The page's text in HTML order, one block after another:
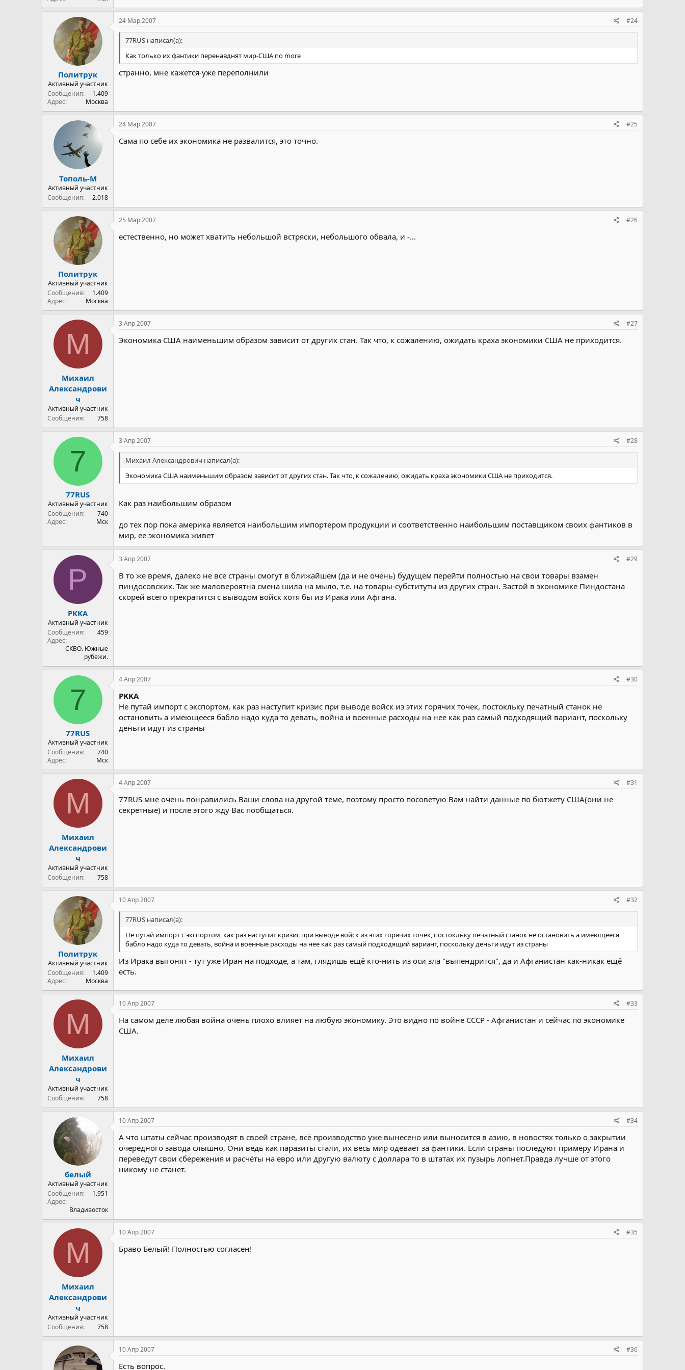
Политрук
Активный участник
Сообщения
1.409
Адрес
Москва
24 Мар 2007 #24
77RUS написал(а):
Как только их фантики перенавднят мир-США no more
странно, мне кажется-уже переполнили
Тополь-М
Активный участник
Сообщения
2.018
24 Мар 2007 #25
Сама по себе их экономика не развалится, это точно.
Политрук
Активный участник
Сообщения
1.409
Адрес
Москва
25 Мар 2007 #26
естественно, но может хватить небольшой встряски, небольшого обвала, и -...
М
Михаил
Александрови
ч
Активный участник
Сообщения
758
3 Апр 2007 #27
Экономика США наименьшим образом зависит от других стан. Так что, к сожалению, ожидать краха экономики США не приходится.
7
77RUS
Активный участник
Сообщения
740
Адрес
Мск
3 Апр 2007 #28
Михаил Александрович написал(а):
Экономика США наименьшим образом зависит от других стан. Так что, к сожалению, ожидать краха экономики США не приходится.
Как раз наибольшим образом
до тех пор пока америка является наибольшим импортером продукции и соответственно наибольшим поставщиком своих фантиков в
мир, ее экономика живет
P
PKKA
Активный участник
Сообщения
459
Адрес
СКВО. Южные
рубежи.
3 Апр 2007 #29
В то же время, далеко не все страны смогут в ближайшем (да и не очень) будущем перейти полностью на свои товары взамен
пиндосовских. Так же маловероятна смена шила на мыло, т.е. на товары-субституты из других стран. Застой в экономике Пиндостана
скорей всего прекратится с выводом войск хотя бы из Ирака или Афгана.
7
77RUS
Активный участник
Сообщения
740
Адрес
Мск
4 Апр 2007 #30
PKKA
Не путай импорт с экспортом, как раз наступит кризис при выводе войск из этих горячих точек, постокльку печатный станок не
остановить а имеющееся бабло надо куда то девать, война и военные расходы на нее как раз самый подходящий вариант, поскольку
деньги идут из страны
М
Михаил
Александрови
ч
Активный участник
Сообщения
758
4 Апр 2007 #31
77RUS мне очень понравились Ваши слова на другой теме, поэтому просто посоветую Вам найти данные по бютжету США(они не
секретные) и после этого жду Вас пообщаться.
Политрук
Активный участник
Сообщения
1.409
Адрес
Москва
10 Апр 2007 #32
77RUS написал(а):
Не путай импорт с экспортом, как раз наступит кризис при выводе войск из этих горячих точек, постокльку печатный станок не остановить а имеющееся
бабло надо куда то девать, война и военные расходы на нее как раз самый подходящий вариант, поскольку деньги идут из страны
Из Ирака выгонят - тут уже Иран на подходе, а там, глядишь ещё кто-нить из оси зла "выпендрится", да и Афганистан как-никак ещё
есть.
М
Михаил
Александрови
ч
Активный участник
Сообщения
758
10 Апр 2007 #33
На самом деле любая война очень плохо влияет на любую экономику. Это видно по войне СССР - Афганистан и сейчас по экономике
США.
белый
Активный участник
Сообщения
1.951
Адрес
Владивосток
10 Апр 2007 #34
А что штаты сейчас производят в своей стране, всё производство уже вынесено или выносится в азию, в новостях только о закрытии
очередного завода слышно, Они ведь как паразиты стали, их весь мир одевает за фантики. Если страны последуют примеру Ирана и
переведут свои сбережения и расчёты на евро или другую валюту с доллара то в штатах их пузырь лопнет.Правда лучше от этого
никому не станет.
М
Михаил
Александрови
ч
Активный участник
Сообщения
758
10 Апр 2007 #35
Браво Белый! Полностью согласен!
10 Апр 2007 #36
Есть вопрос.